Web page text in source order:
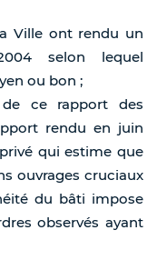
Ville ont rendu un
selon lequel
ou bon ;
ce rapport des
rendu en juin
qui estime que
ouvrages cruciaux
du bâti impose
observés ayant